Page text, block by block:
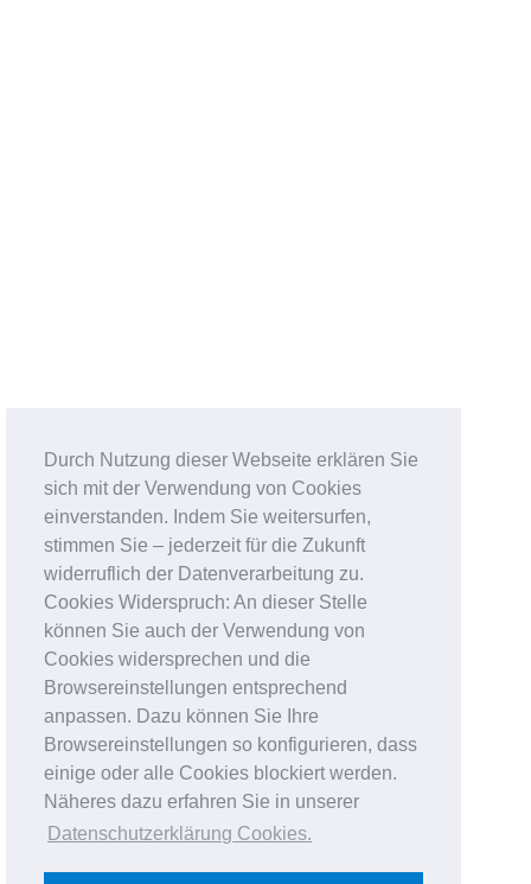
Durch Nutzung dieser Webseite erklären Sie
sich mit der Verwendung von Cookies
einverstanden. Indem Sie weitersurfen,
stimmen Sie – jederzeit für die Zukunft
widerruflich der Datenverarbeitung zu.
Cookies Widerspruch: An dieser Stelle
können Sie auch der Verwendung von
Cookies widersprechen und die
Browsereinstellungen entsprechend
anpassen. Dazu können Sie Ihre
Browsereinstellungen so konfigurieren, dass
einige oder alle Cookies blockiert werden.
Näheres dazu erfahren Sie in unserer
Datenschutzerklärung Cookies.